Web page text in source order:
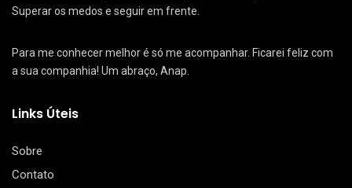
Superar os medos e seguir em frente.
Para me conhecer melhor é só me acompanhar. Ficarei feliz com
a sua companhia! Um abraço, Anap.
Links Úteis
Sobre
Contato